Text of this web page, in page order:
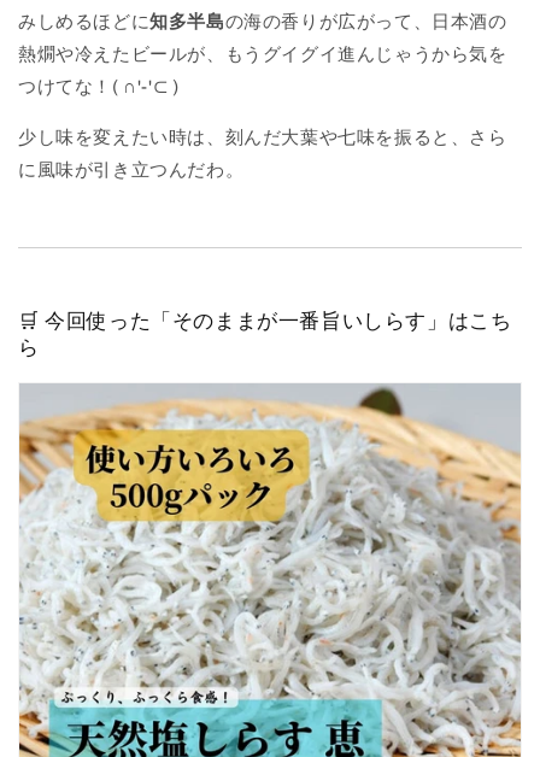
みしめるほどに知多半島の海の香りが広がって、日本酒の
熱燗や冷えたビールが、もうグイグイ進んじゃうから気を
つけてな！( ∩'-'⊂ )
少し味を変えたい時は、刻んだ大葉や七味を振ると、さら
に風味が引き立つんだわ。
🛒 今回使った「そのままが一番旨いしらす」はこち
ら